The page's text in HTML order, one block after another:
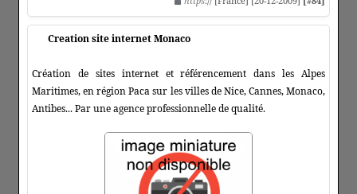
Creation site internet Monaco
Création de sites internet et référencement dans les Alpes
Maritimes, en région Paca sur les villes de Nice, Cannes, Monaco,
Antibes... Par une agence professionnelle de qualité.